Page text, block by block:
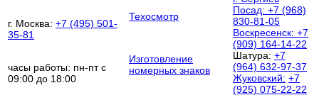
г. Москва: +7 (495) 501-
35-81
часы работы: пн-пт с
09:00 до 18:00
Техосмотр
Изготовление
номерных знаков
Посад: +7 (968)
830-81-05
Воскресенск: +7
(909) 164-14-22
Шатура: +7
(964) 632-97-37
Жуковский: +7
(925) 075-22-22